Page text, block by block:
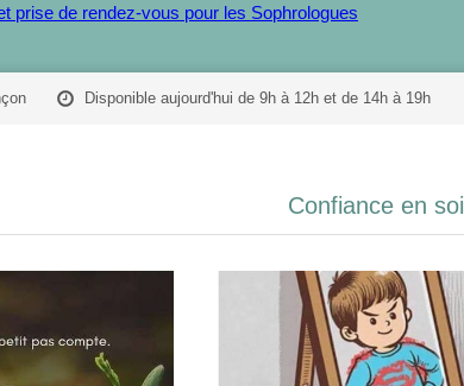
prise de rendez-vous pour les Sophrologues
Disponible aujourd'hui de 9h à 12h et de 14h à 19h
Confiance en soi